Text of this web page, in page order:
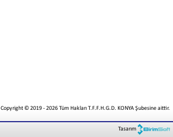
Copyright © 2019-2026Tüm Hakları T.F.F.H.G.D. KONYA Şubesine aittir.
Tasarım